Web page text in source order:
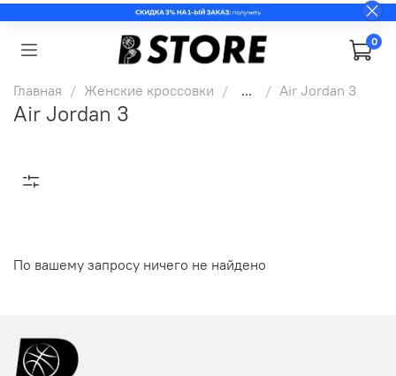
0
Главная Женские кроссовки ... Air Jordan 3
Air Jordan 3
По вашему запросу ничего не найдено